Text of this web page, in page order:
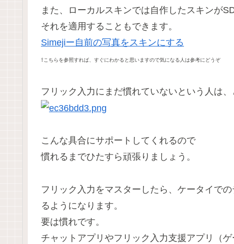
また、ローカルスキンでは自作したスキンが
それを適用することもできます。
Simejiー自前の写真をスキンにする
⇧こちらを参照すれば、すぐにわかると思いますので気になる人は参考にどうぞ
フリック入力にまだ慣れていないという人は
こんな具合にサポートしてくれるので
慣れるまでひたすら頑張りましょう。
フリック入力をマスターしたら、ケータイで
るようになります。
要は慣れです。
チャットアプリやフリック入力支援アプリ（